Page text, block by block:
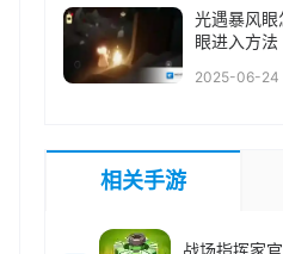
光遇暴风眼
眼进入方法
2025-06-24
相关手游